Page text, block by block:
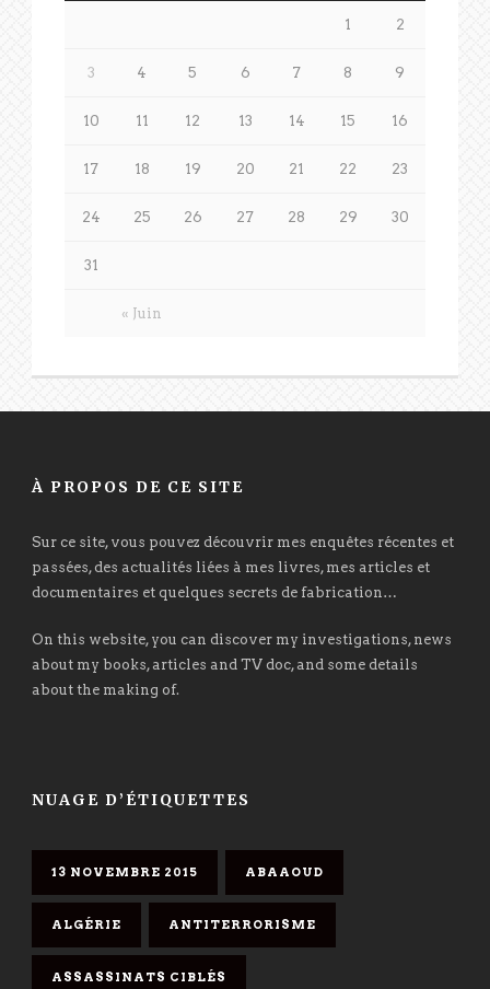
« Juin
1 2
3 4 5 6 7 8 9
10 11 12 13 14 15 16
17 18 19 20 21 22 23
24 25 26 27 28 29 30
31
À PROPOS DE CE SITE
Sur ce site, vous pouvez découvrir mes enquêtes récentes et
passées, des actualités liées à mes livres, mes articles et
documentaires et quelques secrets de fabrication…
On this website, you can discover my investigations, news
about my books, articles and TV doc, and some details
about the making of.
NUAGE D’ÉTIQUETTES
13 NOVEMBRE 2015 ABAAOUD
ALGÉRIE ANTITERRORISME
ASSASSINATS CIBLÉS